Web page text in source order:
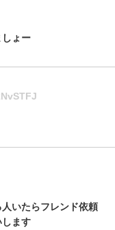
ょー
いたらフレンド依頼
ます